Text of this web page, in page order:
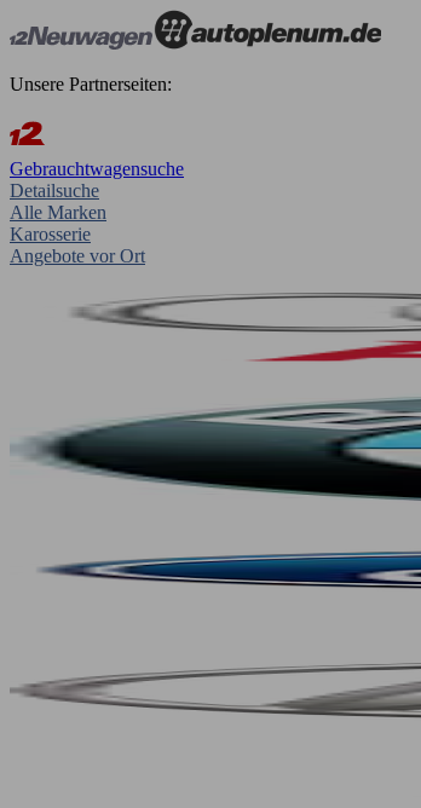
Unsere Partnerseiten:
Gebrauchtwagensuche
Detailsuche
Alle Marken
Karosserie
Angebote vor Ort